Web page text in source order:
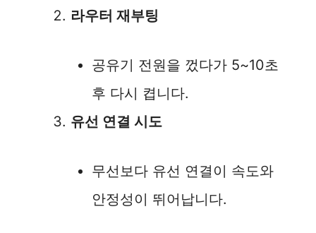
라우터 재부팅
공유기 전원을 껐다가 5~10초
후 다시 켭니다.
유선 연결 시도
무선보다 유선 연결이 속도와
안정성이 뛰어납니다.